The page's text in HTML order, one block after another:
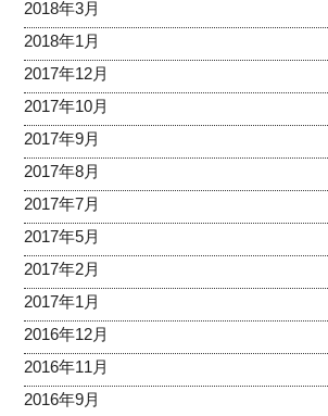
2018年3月
2018年1月
2017年12月
2017年10月
2017年9月
2017年8月
2017年7月
2017年5月
2017年2月
2017年1月
2016年12月
2016年11月
2016年9月